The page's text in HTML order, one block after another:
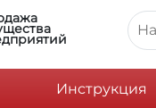
Инструкция